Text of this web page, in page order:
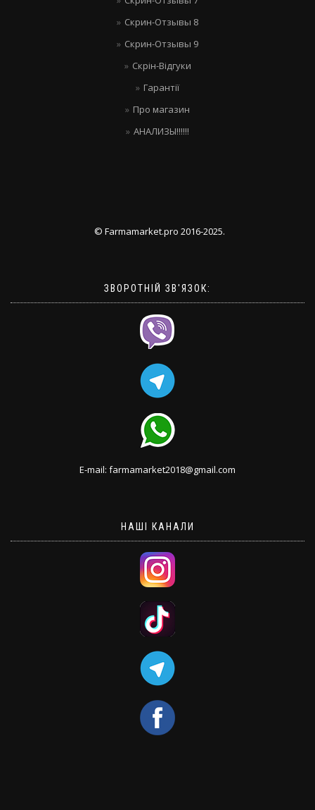
Скрин-Отзывы 8
Скрин-Отзывы 9
Скрін-Відгуки
Гарантії
Про магазин
АНАЛИЗЫ!!!!!!
© Farmamarket.pro 2016-2025.
ЗВОРОТНІЙ ЗВ'ЯЗОК:
E-mail: farmamarket2018@gmail.com
НАШІ КАНАЛИ